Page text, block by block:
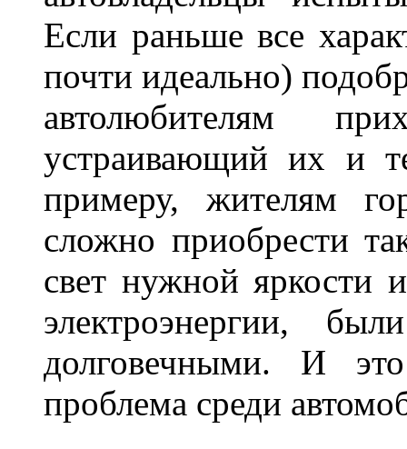
Если раньше все
почти идеально)
автолюбителям
устраивающий их и
примеру, жителям
сложно приобрести
свет нужной яркости
электроэнергии,
долговечными. И
проблема среди